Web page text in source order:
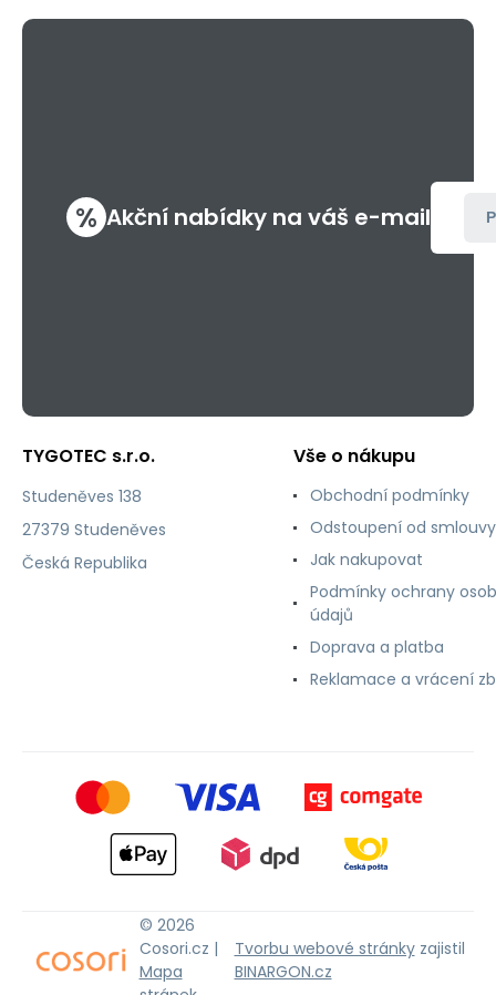
% Akční nabídky na váš e-mail
TYGOTEC s.r.o.
Studeněves 138
27379 Studeněves
Česká Republika
Vše o nákupu
Obchodní podmínky
Odstoupení od smlouvy
Jak nakupovat
Podmínky ochrany
údajů
Doprava a platba
Reklamace a vrácení
© 2026
Cosori.cz |
Mapa
Tvorbu webové stránkyzajistil
BINARGON.cz